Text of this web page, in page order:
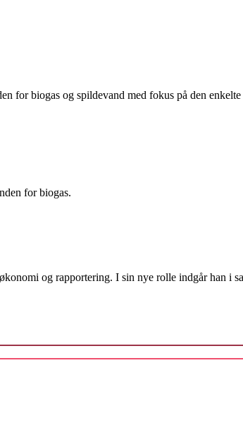
for biogas og spildevand med fokus på den enkelte
for biogas.
og rapportering. I sin nye rolle indgår han i